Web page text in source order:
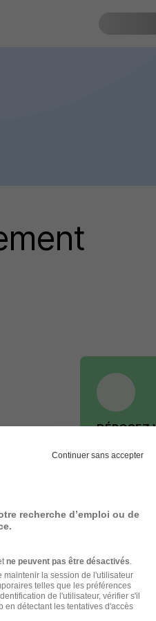
DÉPOSEZ
Rendez
des
Continuer sans accepter
recherche d’emploi ou de
ne peuvent pas être désactivés.
maintenir la session de l'utilisateur
telles que les préférences
de l'utilisateur, vérifier s'il
en détectant les tentatives d'accès